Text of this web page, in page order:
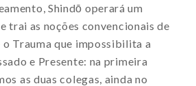
Shindō operará um
trai as noções convencionais de
o Trauma que impossibilita a
e Presente: na primeira
as duas colegas, ainda no